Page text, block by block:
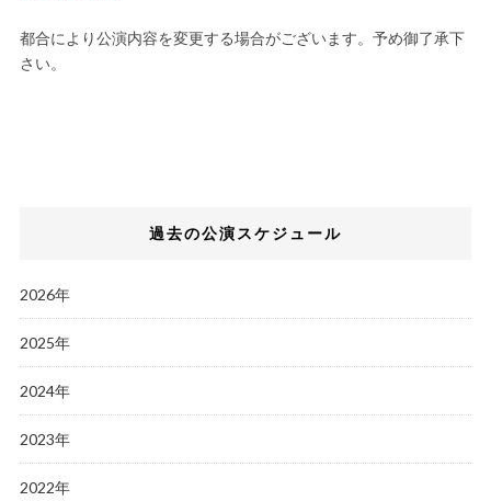
都合により公演内容を変更する場合がございます。予め御了承下
さい。
過去の公演スケジュール
2026年
2025年
2024年
2023年
2022年